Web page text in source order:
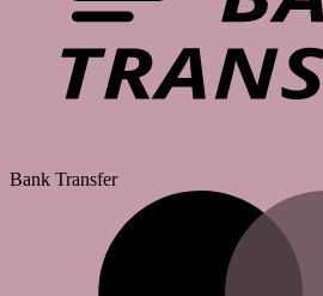
Bank Transfer